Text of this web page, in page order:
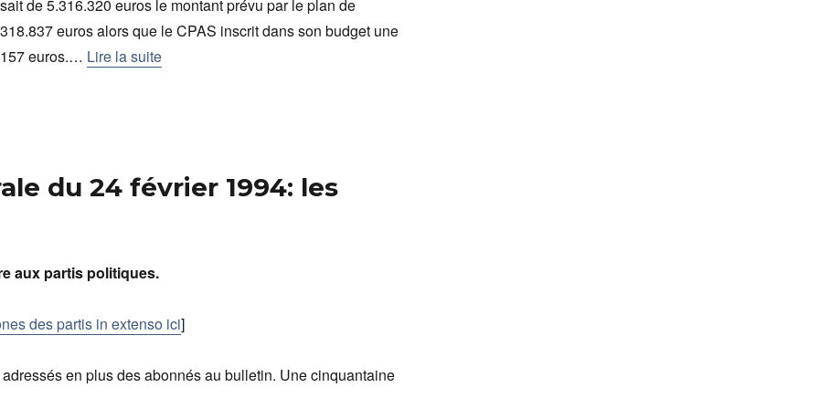
de 5.316.320 euros le montant prévu par le plan de
euros alors que le CPAS inscrit dans son budget une
euros.… Lire la suite
du 24 février 1994: les
aux partis politiques.
des partis in extenso ici]
en plus des abonnés au bulletin. Une cinquantaine